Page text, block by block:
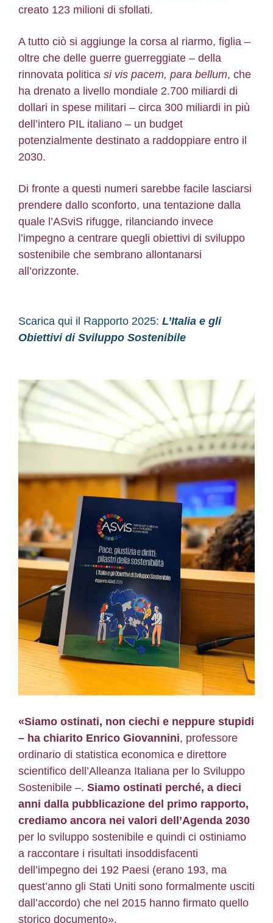
creato 123 milioni di sfollati.
A tutto ciò si aggiunge la corsa al riarmo, figlia –
oltre che delle guerre guerreggiate – della
rinnovata politica si vis pacem, para bellum, che
ha drenato a livello mondiale 2.700 miliardi di
dollari in spese militari – circa 300 miliardi in più
dell’intero PIL italiano – un budget
potenzialmente destinato a raddoppiare entro il
2030.
Di fronte a questi numeri sarebbe facile lasciarsi
prendere dallo sconforto, una tentazione dalla
quale l’ASviS rifugge, rilanciando invece
l’impegno a centrare quegli obiettivi di sviluppo
sostenibile che sembrano allontanarsi
all’orizzonte.
Scarica qui il Rapporto 2025: L’Italia e gli
Obiettivi di Sviluppo Sostenibile
«Siamo ostinati, non ciechi e neppure stupidi
– ha chiarito Enrico Giovannini, professore
ordinario di statistica economica e direttore
scientifico dell’Alleanza Italiana per lo Sviluppo
Sostenibile –. Siamo ostinati perché, a dieci
anni dalla pubblicazione del primo rapporto,
crediamo ancora nei valori dell’Agenda 2030
per lo sviluppo sostenibile e quindi ci ostiniamo
a raccontare i risultati insoddisfacenti
dell’impegno dei 192 Paesi (erano 193, ma
quest’anno gli Stati Uniti sono formalmente usciti
dall’accordo) che nel 2015 hanno firmato quello
storico documento».